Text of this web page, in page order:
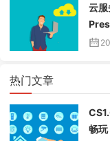
云
热门文章
畅玩